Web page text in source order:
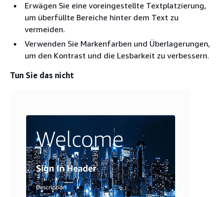
Erwägen Sie eine voreingestellte Textplatzierung,
um überfüllte Bereiche hinter dem Text zu
vermeiden.
Verwenden Sie Markenfarben und Überlagerungen,
um den Kontrast und die Lesbarkeit zu verbessern.
Tun Sie das nicht